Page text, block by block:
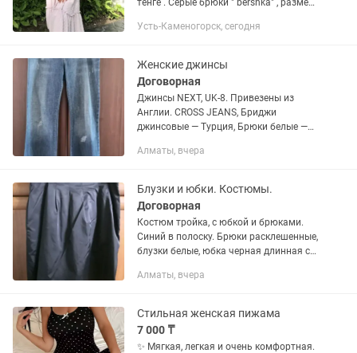
тенге . Серые брюки " bershka" , размер
Состояние идеальное, без изъянов .
Усть-Каменогорск, сегодня
Женские джинсы
Договорная
Джинсы NEXT, UK-8. Привезены из
Англии. CROSS JEANS, Бриджи
джинсовые — Турция, Брюки белые —
Хлопок-38. Бриджи цветные, в полоску
Алматы, вчера
Блузки и юбки. Костюмы.
Договорная
Костюм тройка, с юбкой и брюками.
Синий в полоску. Брюки расклешенные,
блузки белые, юбка черная длинная с
короткая в складку, подклад - сетка для
Алматы, вчера
Стильная женская пижама
7 000 ₸
✨ Мягкая, легкая и очень комфортная.